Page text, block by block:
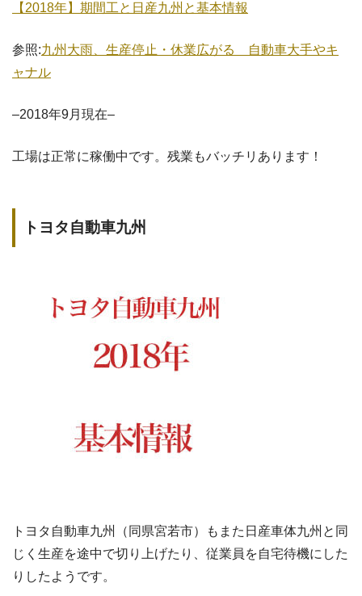
【2018年】期間工と日産九州と基本情報
参照:九州大雨、生産停止・休業広がる 自動車大手やキ
ャナル
–2018年9月現在–
工場は正常に稼働中です。残業もバッチリあります！
トヨタ自動車九州
トヨタ自動車九州（同県宮若市）もまた日産車体九州と同
じく生産を途中で切り上げたり、従業員を自宅待機にした
りしたようです。